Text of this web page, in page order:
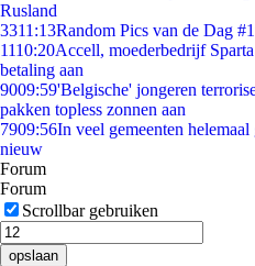
Rusland
3311:13Random Pics van de Dag
1110:20Accell, moederbedrijf
betaling aan
9009:59'Belgische' jongeren
pakken topless zonnen aan
7909:56In veel gemeenten
nieuw
Forum
Forum
Scrollbar gebruiken
opslaan